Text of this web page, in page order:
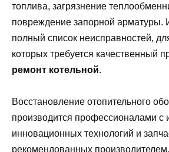
топлива, загрязнение
повреждение запорной арматуры.
полный список неисправностей,
которых требуется качественный
ремонт котельной.
Восстановление отопительного
производится профессионалами с
инновационных технологий и
рекомендованных